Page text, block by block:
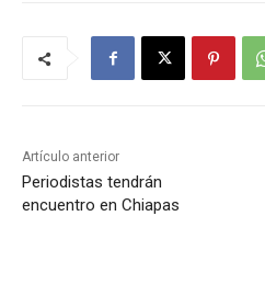
Artículo anterior
Periodistas tendrán
encuentro en Chiapas